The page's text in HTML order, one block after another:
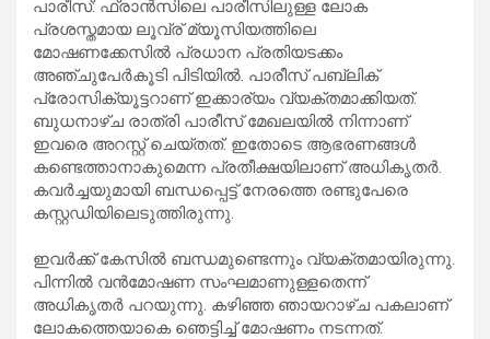
പാരീസ്: ഫ്രാന്‍സിലെ പാരീസിലുള്ള ലോക
പ്രശസ്തമായ ലൂവ്ര് മ്യൂസിയത്തിലെ
മോഷണക്കേസില്‍ പ്രധാന പ്രതിയടക്കം
അഞ്ചുപേ‍‍‍‍ർകൂടി പിടിയില്‍. പാരീസ് പബ്ലിക്
പ്രോസിക്യൂട്ടറാണ് ഇക്കാര്യം വ്യക്തമാക്കിയത്.
ബുധനാഴ്ച രാത്രി പാരീസ് മേഖലയിൽ നിന്നാണ്
ഇവരെ അറസ്റ്റ് ചെയ്തത്. ഇതോടെ ആഭരണങ്ങൾ
കണ്ടെത്താനാകുമെന്ന പ്രതീക്ഷയിലാണ് അധികൃത‍ർ.
കവർച്ചയുമായി ബന്ധപ്പെട്ട് നേരത്തെ രണ്ടുപേരെ
കസ്റ്റഡിയിലെടുത്തിരുന്നു.
ഇവർക്ക് കേസിൽ ബന്ധമുണ്ടെന്നും വ്യക്തമായിരുന്നു.
പിന്നില്‍ വന്‍മോഷണ സംഘമാണുള്ളതെന്ന്
അധികൃതര്‍ പറയുന്നു. കഴിഞ്ഞ ഞായറാഴ്ച പകലാണ്
ലോകത്തെയാകെ ഞെട്ടിച്ച് മോഷണം നടന്നത്.